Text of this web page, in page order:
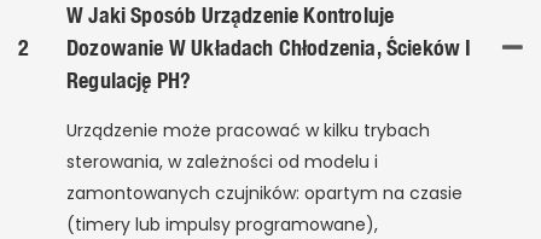
2
W Jaki Sposób Urządzenie Kontroluje
Dozowanie W Układach Chłodzenia, Ścieków I
Regulację PH?
Urządzenie może pracować w kilku trybach
sterowania, w zależności od modelu i
zamontowanych czujników: opartym na czasie
(timery lub impulsy programowane),